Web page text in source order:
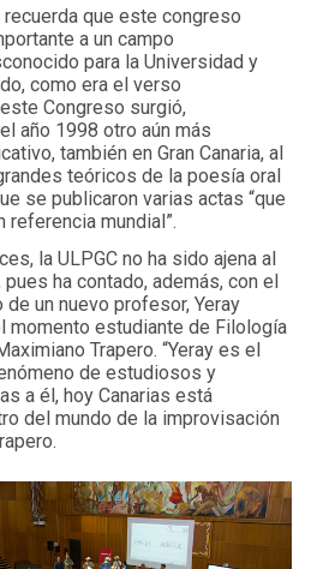
recuerda que este congreso
a un campo
para la Universidad y
como era el verso
Congreso surgió,
año 1998 otro aún más
también en Gran Canaria, al
teóricos de la poesía oral
se publicaron varias actas “que
referencia mundial”.
la ULPGC no ha sido ajena al
ha contado, además, con el
un nuevo profesor, Yeray
momento estudiante de Filología
Trapero. “Yeray es el
de estudiosos y
a él, hoy Canarias está
del mundo de la improvisación